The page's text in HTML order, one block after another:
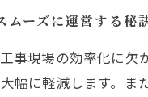
ーズに運営する秘
事現場の効率化に
幅に軽減します。